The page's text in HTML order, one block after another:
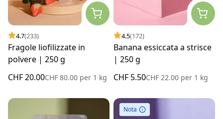
4.7(233)
Fragole liofilizzate in
polvere | 250 g
CHF 20.00CHF 80.00 per 1 kg
4.5(172)
Banana essiccata a strisce
| 250 g
CHF 5.50CHF 22.00 per 1 kg
Nota